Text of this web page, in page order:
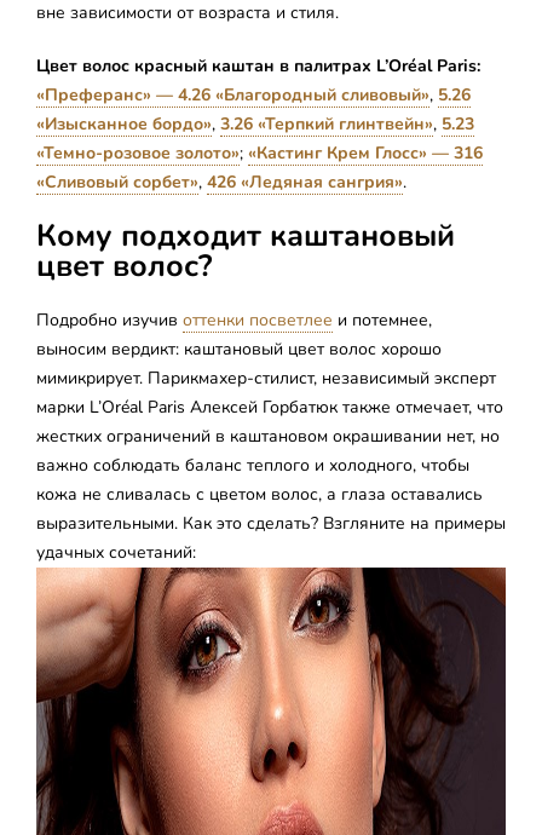
вне зависимости от возраста и стиля.
Цвет волос красный каштан в палитрах L’Oréal Paris:
«Преферанс» — 4.26 «Благородный сливовый», 5.26
«Изысканное бордо», 3.26 «Терпкий глинтвейн», 5.23
«Темно-розовое золото»; «Кастинг Крем Глосс» — 316
«Сливовый сорбет», 426 «Ледяная сангрия».
Кому подходит каштановый
цвет волос?
Подробно изучив оттенки посветлее и потемнее,
выносим вердикт: каштановый цвет волос хорошо
мимикрирует. Парикмахер-стилист, независимый эксперт
марки L’Oréal Paris Алексей Горбатюк также отмечает, что
жестких ограничений в каштановом окрашивании нет, но
важно соблюдать баланс теплого и холодного, чтобы
кожа не сливалась с цветом волос, а глаза оставались
выразительными. Как это сделать? Взгляните на примеры
удачных сочетаний: